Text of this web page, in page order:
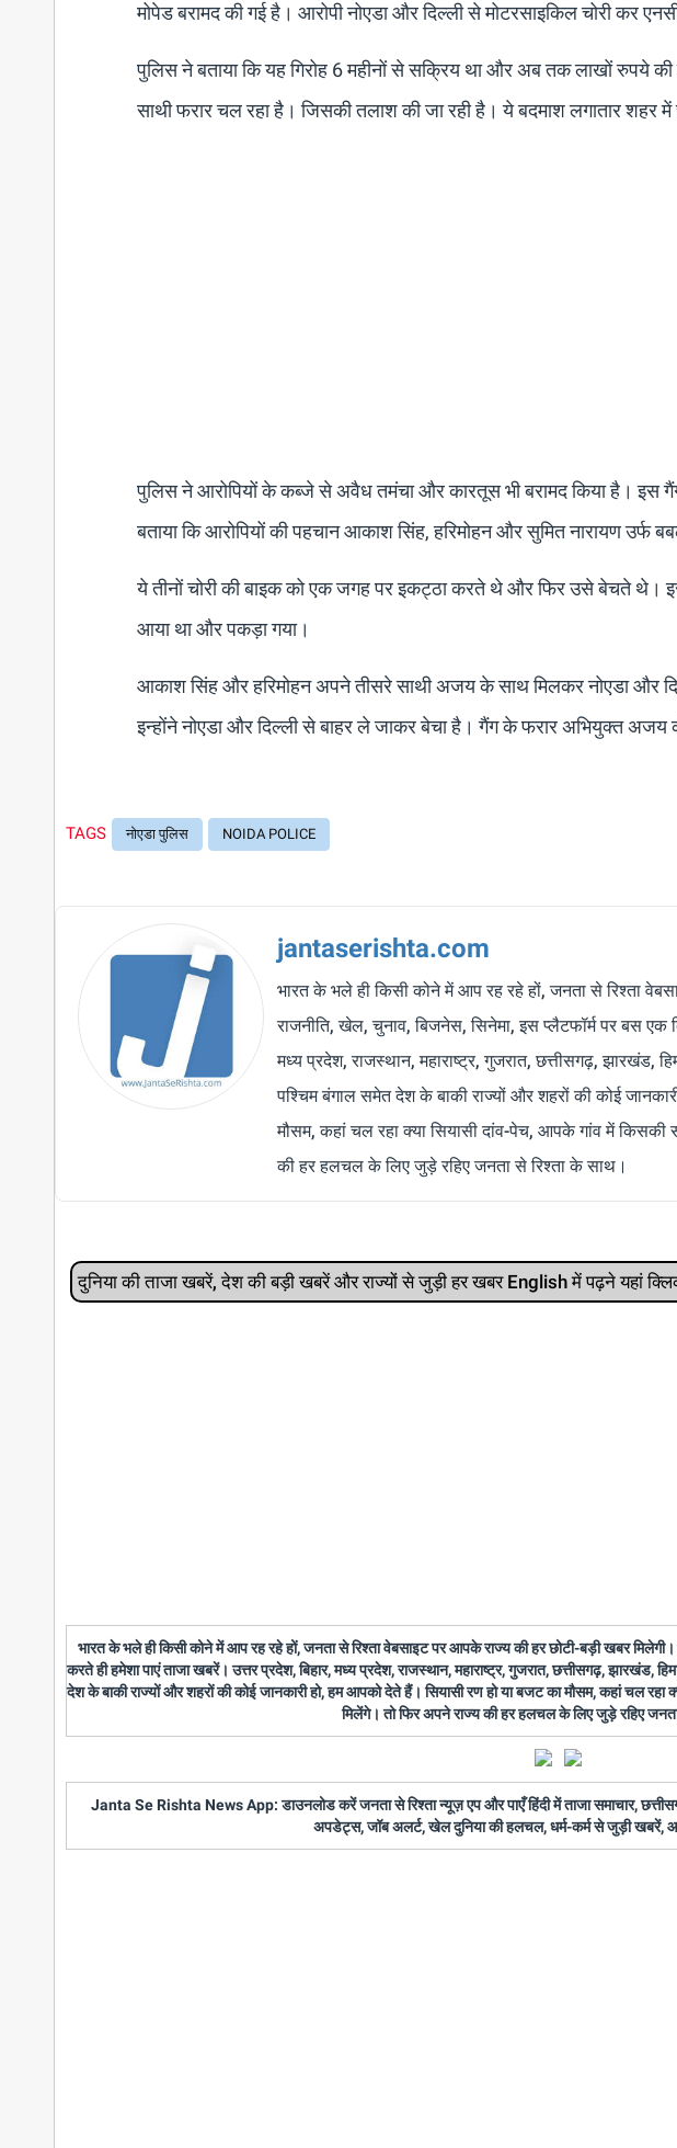
मोपेड बरामद की गई है। आरोपी नोएडा और दिल्ली से मोटरसाइकिल चोरी कर
पुलिस ने बताया कि यह गिरोह 6 महीनों से सक्रिय था और अब तक लाखों रुपये
साथी फरार चल रहा है। जिसकी तलाश की जा रही है। ये बदमाश लगातार शहर
पुलिस ने आरोपियों के कब्जे से अवैध तमंचा और कारतूस भी बरामद किया है। इस
बताया कि आरोपियों की पहचान आकाश सिंह, हरिमोहन और सुमित नारायण उर्फ
ये तीनों चोरी की बाइक को एक जगह पर इकट्ठा करते थे और फिर उसे बेचते थे।
आया था और पकड़ा गया।
आकाश सिंह और हरिमोहन अपने तीसरे साथी अजय के साथ मिलकर नोएडा और
इन्होंने नोएडा और दिल्ली से बाहर ले जाकर बेचा है। गैंग के फरार अभियुक्त अजय
TAGS नोएडा पुलिस NOIDA POLICE
jantaserishta.com
भारत के भले ही किसी कोने में आप रह रहे हों, जनता से रिश्ता
राजनीति, खेल, चुनाव, बिजनेस, सिनेमा, इस प्लैटफॉर्म पर बस एक
मध्य प्रदेश, राजस्थान, महाराष्ट्र, गुजरात, छत्तीसगढ़, झारखंड,
पश्चिम बंगाल समेत देश के बाकी राज्यों और शहरों की कोई
मौसम, कहां चल रहा क्या सियासी दांव-पेच, आपके गांव में
की हर हलचल के लिए जुड़े रहिए जनता से रिश्ता के साथ।
दुनिया की ताजा खबरें, देश की बड़ी खबरें और राज्‍यों से जुड़ी हर खबर English में पढ़ने यहां
भारत के भले ही किसी कोने में आप रह रहे हों, जनता से रिश्ता वेबसाइट पर आपके राज्य की हर छोटी-बड़ी खबर
करते ही हमेशा पाएं ताजा खबरें। उत्तर प्रदेश, बिहार, मध्य प्रदेश, राजस्थान, महाराष्ट्र, गुजरात, छत्तीसगढ़, झारखंड,
देश के बाकी राज्यों और शहरों की कोई जानकारी हो, हम आपको देते हैं। सियासी रण हो या बजट का मौसम, कहां चल
मिलेंगे। तो फिर अपने राज्य की हर हलचल के लिए जुड़े रहिए
Janta Se Rishta News App: डाउनलोड करें जनता से रिश्ता न्यूज़ एप और पाएँ हिंदी में ताजा समाचार,
अपडेट्स, जॉब अलर्ट, खेल दुनिया की हलचल, धर्म-कर्म से जुड़ी खबरें,